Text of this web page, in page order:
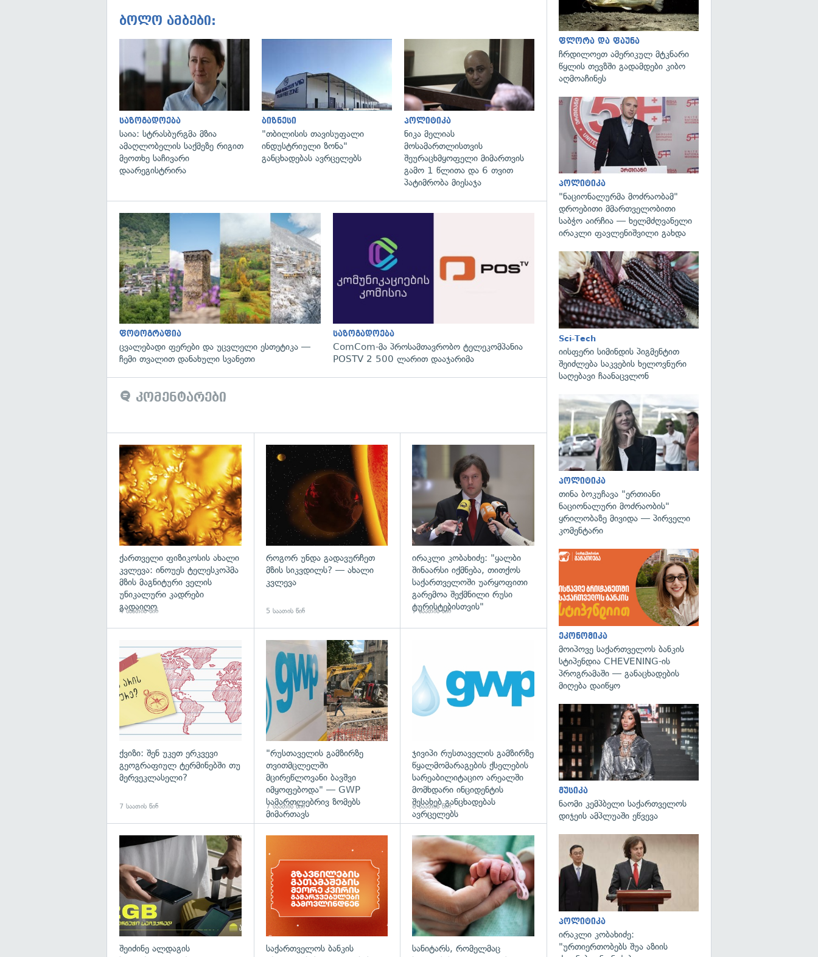
ბოლო ამბები:
საზოგადოება
საია: სტრასბურგმა მზია
ამაღლობელის საქმეზე რიგით
მეოთხე საჩივარი
დაარეგისტრირა
გადახედვა
ბიზნესი
"თბილისის თავისუფალი
ინდუსტრიული ზონა"
განცხადებას ავრცელებს
გადახედვა
პოლიტიკა
ნიკა მელიას
მოსამართლისთვის
შეურაცხმყოფელი მიმართვის
გამო 1 წლითა და 6 თვით
პატიმრობა მიესაჯა
ფოტოგრაფია
ცვალებადი ფერები და უცვლელი ესთეტიკა —
ჩემი თვალით დანახული სვანეთი
გადახედვა
საზოგადოება
ComCom-მა პროსამთავრობო ტელეკომპანია
POSTV 2 500 ლარით დააჯარიმა
კომენტარები
გადახედვა
ქართველი ფიზიკოსის ახალი
კვლევა: ინოუეს ტელესკოპმა
მზის მაგნიტური ველის
უნიკალური კადრები
გადაიღო
4 საათის წინ
გადახედვა
როგორ უნდა გადავურჩეთ
მზის სიკვდილს? — ახალი
კვლევა
5 საათის წინ
გადახედვა
ირაკლი კობახიძე: "ყალბი
შინაარსი იქმნება, თითქოს
საქართველოში უარყოფითი
გარემოა შექმნილი რუსი
ტურისტებისთვის"
7 საათის წინ
ქვიზი: შენ უკეთ ერკვევი
გეოგრაფიულ ტერმინებში თუ
მერვეკლასელი?
7 საათის წინ
"რუსთაველის გამზირზე
თვითმცლელში
მცირეწლოვანი ბავშვი
იმყოფებოდა" — GWP
სამართლებრივ ზომებს
მიმართავს
7 საათის წინ
ჯივიპი რუსთაველის გამზირზე
წყალმომარაგების ქსელების
სარეაბილიტაციო არეალში
მომხდარი ინციდენტის
შესახებ განცხადებას
ავრცელებს
8 საათის წინ
შეიძინე ალდაგის
საქართველოს ბანკის
გადახედვა
სანიტარს, რომელმაც
ფლორა და ფაუნა
ჩრდილოეთ ამერიკულ მტკნარი
წყლის თევზში გადამდები კიბო
აღმოაჩინეს
პოლიტიკა
"ნაციონალურმა მოძრაობამ"
დროებითი მმართველობითი
საბჭო აირჩია — ხელმძღვანელი
ირაკლი ფავლენიშვილი გახდა
Sci-Tech
იისფერი სიმინდის პიგმენტით
შეიძლება საკვების ხელოვნური
საღებავი ჩაანაცვლონ
პოლიტიკა
თინა ბოკუჩავა "ერთიანი
ნაციონალური მოძრაობის"
ყრილობაზე მივიდა — პირველი
კომენტარი
ეკონომიკა
მოიპოვე საქართველოს ბანკის
სტიპენდია CHEVENING-ის
პროგრამაში — განაცხადების
მიღება დაიწყო
მუსიკა
ნაომი კემპბელი საქართველოს
დიჯეის ამპლუაში ეწვევა
პოლიტიკა
ირაკლი კობახიძე:
"ურთიერთობებს შუა აზიის